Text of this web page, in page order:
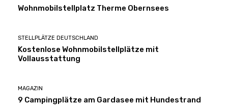
Wohnmobilstellplatz Therme Obernsees
STELLPLÄTZE DEUTSCHLAND
Kostenlose Wohnmobilstellplätze mit
Vollausstattung
MAGAZIN
9 Campingplätze am Gardasee mit Hundestrand